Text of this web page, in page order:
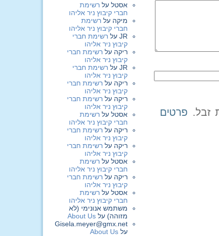
פרטים
אסטל על רשימת
חברי קיבוץ ניר אליהו
מיקה על רשימת
חברי קיבוץ ניר אליהו
JR על רשימת חברי
קיבוץ ניר אליהו
ריקה על רשימת חברי
קיבוץ ניר אליהו
JR על רשימת חברי
קיבוץ ניר אליהו
ריקה על רשימת חברי
קיבוץ ניר אליהו
ריקה על רשימת חברי
קיבוץ ניר אליהו
אסטל על רשימת
חברי קיבוץ ניר אליהו
ריקה על רשימת חברי
קיבוץ ניר אליהו
ריקה על רשימת חברי
קיבוץ ניר אליהו
אסטל על רשימת
חברי קיבוץ ניר אליהו
ריקה על רשימת חברי
קיבוץ ניר אליהו
אסטל על רשימת
חברי קיבוץ ניר אליהו
משתמש אנונימי (לא
מזוהה) על About Us
Gisela.meyer@gmx.net
על About Us